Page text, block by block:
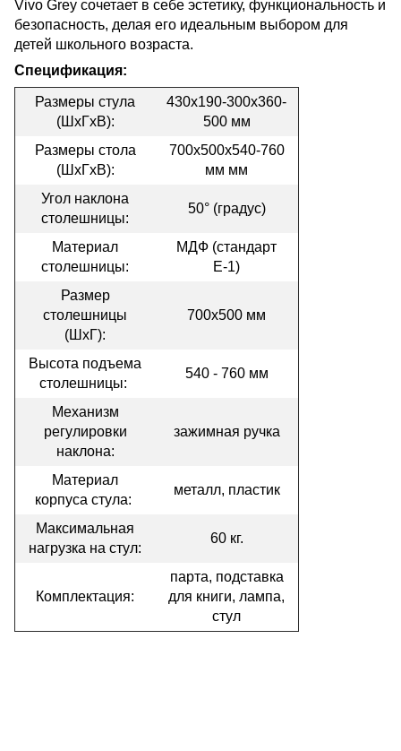
Vivo Grey сочетает в себе эстетику, функциональность и
безопасность, делая его идеальным выбором для
детей школьного возраста.
Спецификация:
Размеры стула
(ШхГхВ):
430х190-300х360-
500 мм
Размеры стола
(ШхГхВ):
700х500х540-760
мм мм
Угол наклона
столешницы:
50° (градус)
Материал
столешницы:
МДФ (стандарт
Е-1)
Размер
столешницы
(ШхГ):
700х500 мм
Высота подъема
столешницы:
540 - 760 мм
Механизм
регулировки
наклона:
зажимная ручка
Материал
корпуса стула:
металл, пластик
Максимальная
нагрузка на стул:
60 кг.
Комплектация:
парта, подставка
для книги, лампа,
стул